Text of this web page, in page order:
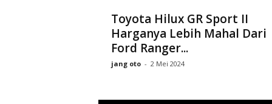
Toyota Hilux GR Sport II
Harganya Lebih Mahal Dari
Ford Ranger...
jang oto - 2 Mei 2024